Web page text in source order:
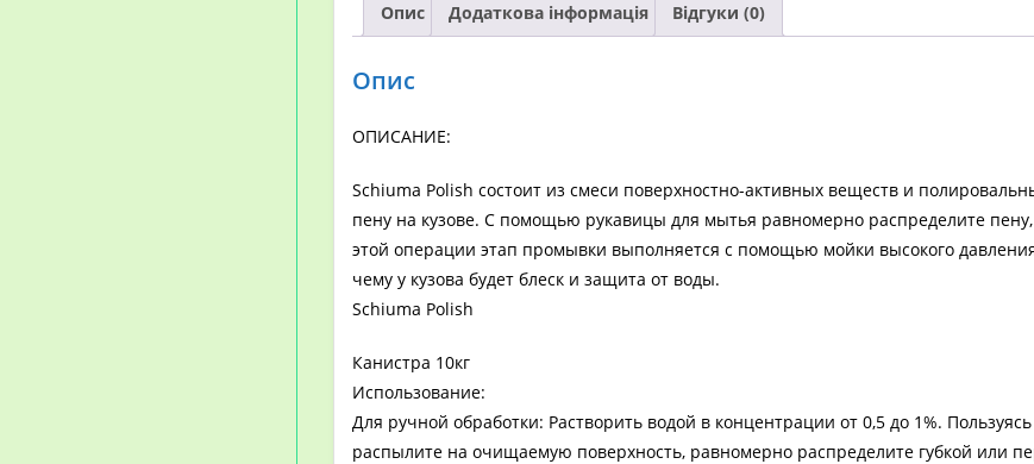
-
Опис Додаткова інформація Відгуки (0)
Опис
ОПИСАНИЕ:
Schiuma Polish состоит из смеси поверхностно-активных веществ и
пену на кузове. С помощью рукавицы для мытья равномерно распределите
этой операции этап промывки выполняется с помощью мойки высокого
чему у кузова будет блеск и защита от воды.
Schiuma Polish
Канистра 10кг
Использование:
Для ручной обработки: Растворить водой в концентрации от 0,5 до 1%.
распылите на очищаемую поверхность, равномерно распределите губкой или